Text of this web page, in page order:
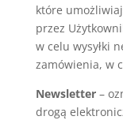
które
przez
w celu wysyłki
zamówienia, w
Newsletter–
drogą